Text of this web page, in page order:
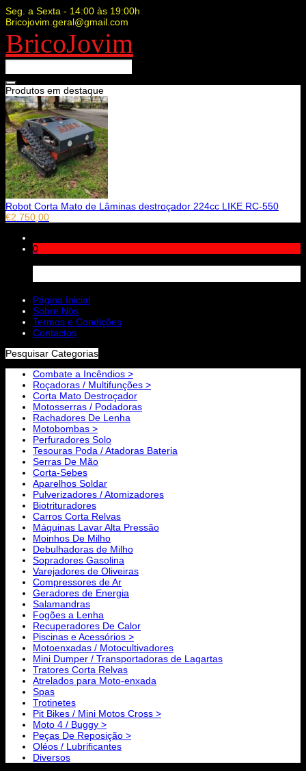
Seg. a Sexta - 14:00 às 19:00h
Bricojovim.geral@gmail.com
BricoJovim
Produtos em destaque
Robot Corta Mato de Lâminas destroçador 224cc LIKE RC-550
€2.750,00
0
Página Inicial
Sobre Nós
Termos e Condições
Contactos
Pesquisar Categorias
Combate a Incêndios >
Roçadoras / Multifunções >
Corta Mato Destroçador
Motosserras / Podadoras
Rachadores De Lenha
Motobombas >
Perfuradores Solo
Tesouras Poda / Atadoras Bateria
Serras De Mão
Corta-Sebes
Aparelhos Soldar
Pulverizadores / Atomizadores
Biotrituradores
Carros Corta Relvas
Máquinas Lavar Alta Pressão
Moinhos De Milho
Debulhadoras de Milho
Sopradores Gasolina
Varejadores de Oliveiras
Compressores de Ar
Geradores de Energia
Salamandras
Fogões a Lenha
Recuperadores De Calor
Piscinas e Acessórios >
Motoenxadas / Motocultivadores
Mini Dumper / Transportadoras de Lagartas
Tratores Corta Relvas
Atrelados para Moto-enxada
Spas
Trotinetes
Pit Bikes / Mini Motos Cross >
Moto 4 / Buggy >
Peças De Reposição >
Oléos / Lubrificantes
Diversos